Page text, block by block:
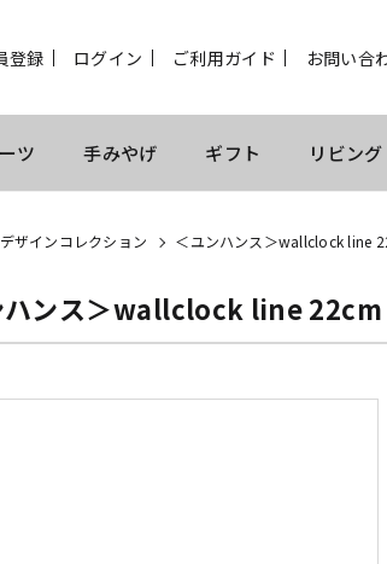
登録 ログイン ご利用ガイド お問い合
ツ 手みやげ ギフト リビン
デザインコレクション ＜ユンハンス＞wallclock line
ハンス＞wallclock line 22cm